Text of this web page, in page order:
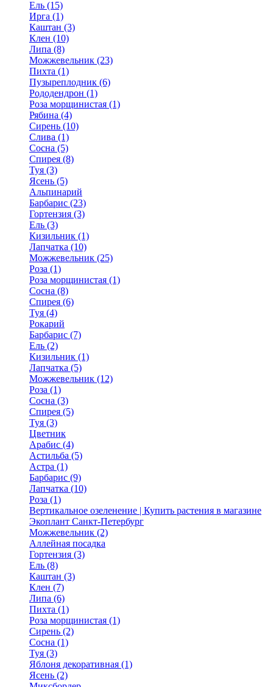
Ель (15)
Ирга (1)
Каштан (3)
Клен (10)
Липа (8)
Можжевельник (23)
Пихта (1)
Пузыреплодник (6)
Рододендрон (1)
Роза морщинистая (1)
Рябина (4)
Сирень (10)
Слива (1)
Сосна (5)
Спирея (8)
Туя (3)
Ясень (5)
Альпинарий
Барбарис (23)
Гортензия (3)
Ель (3)
Кизильник (1)
Лапчатка (10)
Можжевельник (25)
Роза (1)
Роза морщинистая (1)
Сосна (8)
Спирея (6)
Туя (4)
Рокарий
Барбарис (7)
Ель (2)
Кизильник (1)
Лапчатка (5)
Можжевельник (12)
Роза (1)
Сосна (3)
Спирея (5)
Туя (3)
Цветник
Арабис (4)
Астильба (5)
Астра (1)
Барбарис (9)
Лапчатка (10)
Роза (1)
Вертикальное озеленение | Купить растения в магазине
Экоплант Санкт-Петербург
Можжевельник (2)
Аллейная посадка
Гортензия (3)
Ель (8)
Каштан (3)
Клен (7)
Липа (6)
Пихта (1)
Роза морщинистая (1)
Сирень (2)
Сосна (1)
Туя (3)
Яблоня декоративная (1)
Ясень (2)